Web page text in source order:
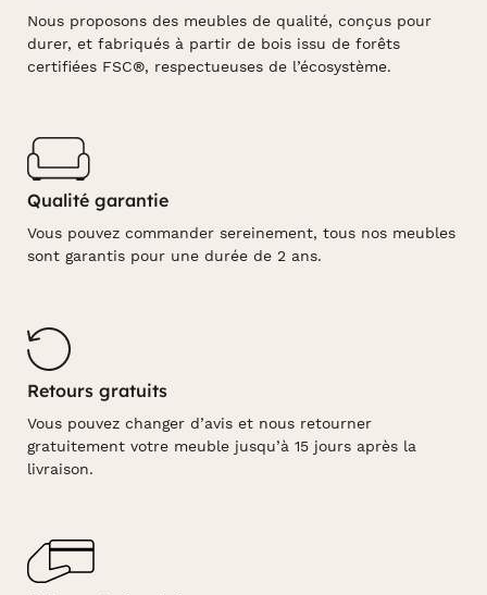
Nous proposons des meubles de qualité, conçus pour
durer, et fabriqués à partir de bois issu de forêts
certifiées FSC®, respectueuses de l’écosystème.
Qualité garantie
Vous pouvez commander sereinement, tous nos meubles
sont garantis pour une durée de 2 ans.
Retours gratuits
Vous pouvez changer d’avis et nous retourner
gratuitement votre meuble jusqu’à 15 jours après la
livraison.